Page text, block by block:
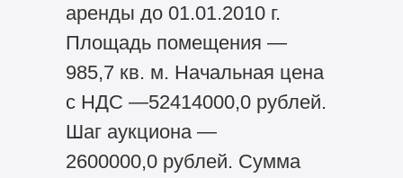
аренды до 01.01.2010 г.
Площадь помещения —
985,7 кв. м. Начальная цена
с НДС —52414000,0 рублей.
Шаг аукциона —
2600000,0 рублей. Сумма